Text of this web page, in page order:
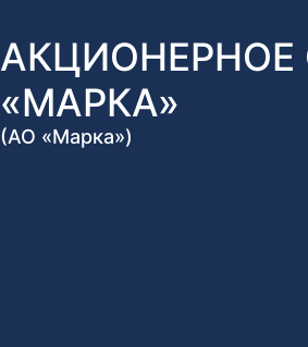
«МАРКА»
(АО «Марка»)